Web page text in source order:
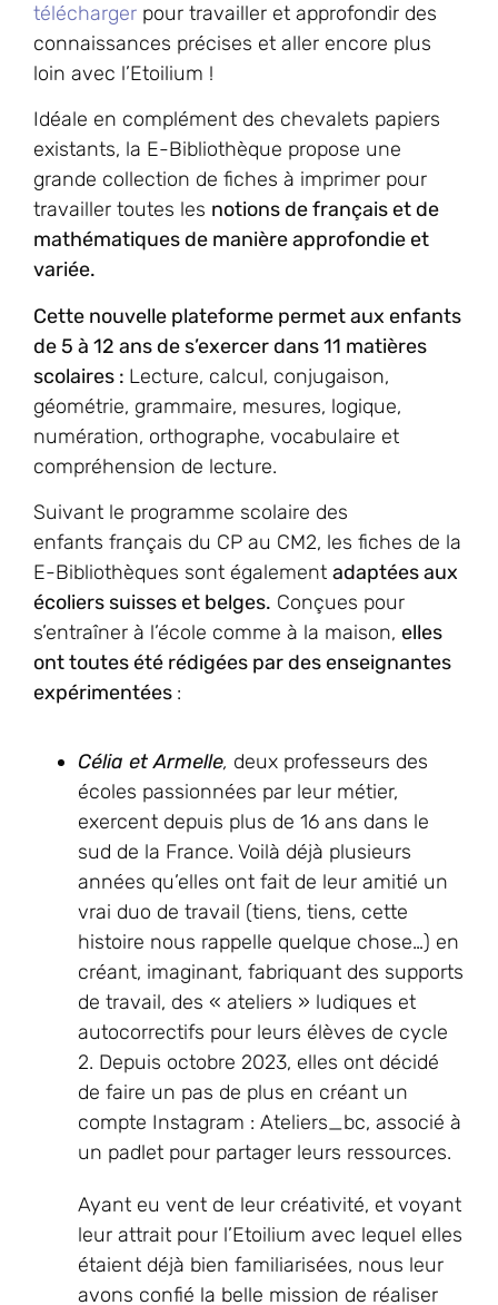
télécharger pour travailler et approfondir des
connaissances précises et aller encore plus
loin avec l’Etoilium !
Idéale en complément des chevalets papiers
existants, la E-Bibliothèque propose une
grande collection de fiches à imprimer pour
travailler toutes les notions de français et de
mathématiques de manière approfondie et
variée.
Cette nouvelle plateforme permet aux enfants
de 5 à 12 ans de s’exercer dans 11 matières
scolaires : Lecture, calcul, conjugaison,
géométrie, grammaire, mesures, logique,
numération, orthographe, vocabulaire et
compréhension de lecture.
Suivant le programme scolaire des
enfants français du CP au CM2, les fiches de la
E-Bibliothèques sont également adaptées aux
écoliers suisses et belges. Conçues pour
s’entraîner à l’école comme à la maison, elles
ont toutes été rédigées par des enseignantes
expérimentées :
Célia et Armelle, deux professeurs des
écoles passionnées par leur métier,
exercent depuis plus de 16 ans dans le
sud de la France. Voilà déjà plusieurs
années qu’elles ont fait de leur amitié un
vrai duo de travail (tiens, tiens, cette
histoire nous rappelle quelque chose…) en
créant, imaginant, fabriquant des supports
de travail, des « ateliers » ludiques et
autocorrectifs pour leurs élèves de cycle
2. Depuis octobre 2023, elles ont décidé
de faire un pas de plus en créant un
compte Instagram : Ateliers_bc, associé à
un padlet pour partager leurs ressources.
Ayant eu vent de leur créativité, et voyant
leur attrait pour l’Etoilium avec lequel elles
étaient déjà bien familiarisées, nous leur
avons confié la belle mission de réaliser